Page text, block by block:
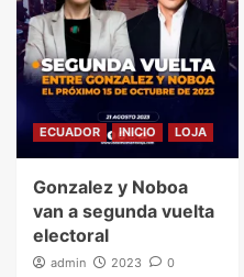
ECUADOR INICIO LOJA
Gonzalez y Noboa
van a segunda vuelta
electoral
admin 2023 0